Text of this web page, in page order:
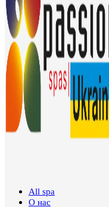
All spa
О нас